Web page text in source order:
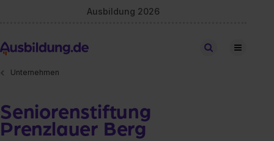
Ausbildung 2026
Stellen finden
Unternehmen
Seniorenstiftung
Prenzlauer Berg